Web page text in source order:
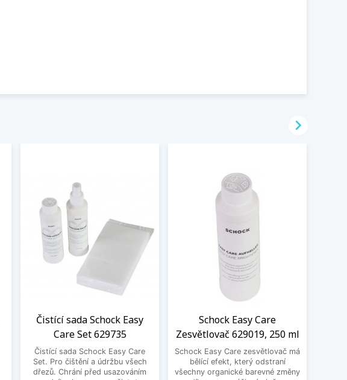
Čistící sada Schock Easy
Care Set 629735
Čistící sada Schock Easy Care
Set. Pro čištění a údržbu všech
dřezů. Chrání před usazováním
Schock Easy Care
Zesvětlovač 629019, 250 ml
Schock Easy Care zesvětlovač má
bělící efekt, který odstraní
všechny organické barevné změny
